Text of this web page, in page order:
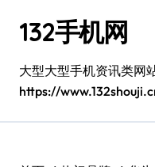
132手机网
大型大型手机资讯类网
https://